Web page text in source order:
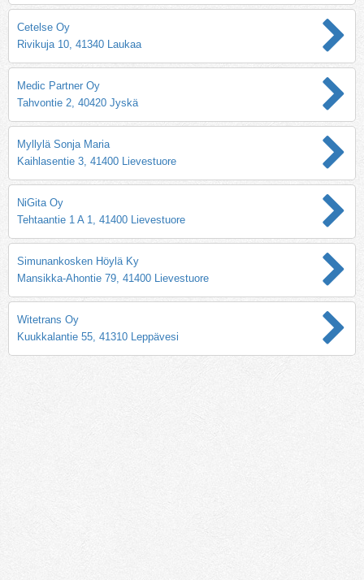
Cetelse Oy
Rivikuja 10, 41340 Laukaa
Medic Partner Oy
Tahvontie 2, 40420 Jyskä
Myllylä Sonja Maria
Kaihlasentie 3, 41400 Lievestuore
NiGita Oy
Tehtaantie 1 A 1, 41400 Lievestuore
Simunankosken Höylä Ky
Mansikka-Ahontie 79, 41400 Lievestuore
Witetrans Oy
Kuukkalantie 55, 41310 Leppävesi